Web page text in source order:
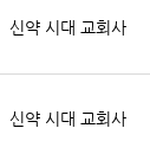
신약 시대 교회사
신약 시대 교회사